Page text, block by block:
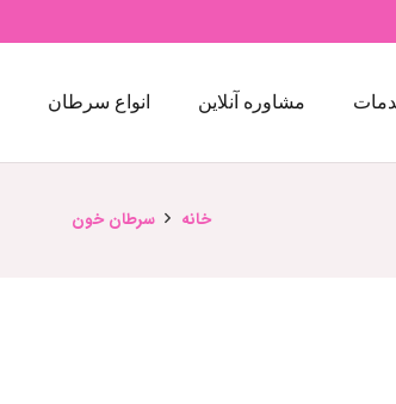
مشاوره آنلاین انواع سرطان
خانه سرطان خون